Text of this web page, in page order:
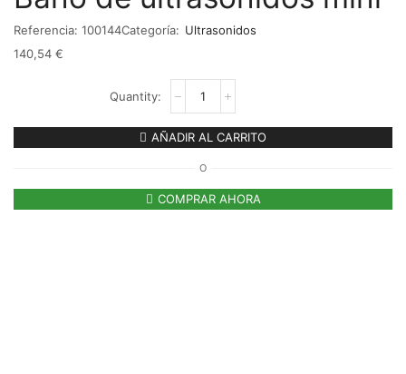
Referencia: 100144Categoría: Ultrasonidos
140,54 €
AÑADIR AL CARRITO
O
COMPRAR AHORA